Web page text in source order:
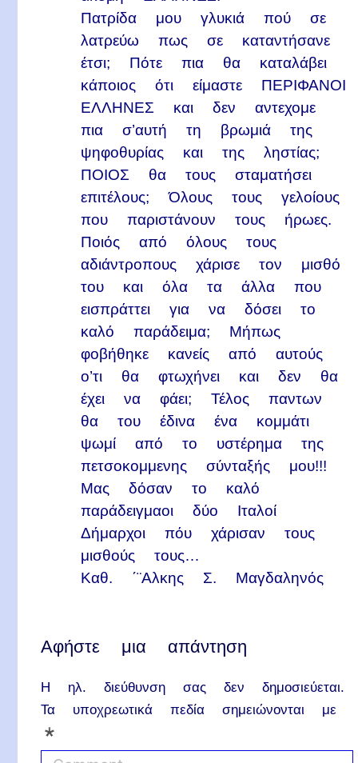
Πατρίδα μου γλυκιά πού σε
λατρεύω πως σε καταντήσανε
έτσι; Πότε πια θα καταλάβει
κάποιος ότι είμαστε ΠΕΡΙΦΑΝΟΙ
ΕΛΛΗΝΕΣ και δεν αντεχομε
πια σ’αυτή τη βρωμιά της
ψηφοθυρίας και της ληστίας;
ΠΟΙΟΣ θα τους σταματήσει
επιτέλους; Όλους τους γελοίους
που παριστάνουν τους ήρωες.
Ποιός από όλους τους
αδιάντροπους χάρισε τον μισθό
του και όλα τα άλλα που
εισπράττει για να δόσει το
καλό παράδειμα; Μήπως
φοβήθηκε κανείς από αυτούς
ο’τι θα φτωχήνει και δεν θα
έχει να φάει; Τέλος παντων
θα του έδινα ένα κομμάτι
ψωμί από το υστέρημα της
πετσοκομμενης σύνταξής μου!!!
Μας δόσαν το καλό
παράδειγμαοι δύο Ιταλοί
Δήμαρχοι πόυ χάρισαν τους
μισθούς τους…
Καθ. ΄¨Αλκης Σ. Μαγδαληνός
Αφήστε μια απάντηση
Η ηλ. διεύθυνση σας δεν δημοσιεύεται.
Τα υποχρεωτικά πεδία σημειώνονται με
*